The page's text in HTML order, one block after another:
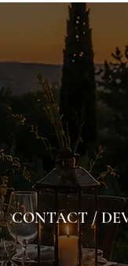
CONTACT /